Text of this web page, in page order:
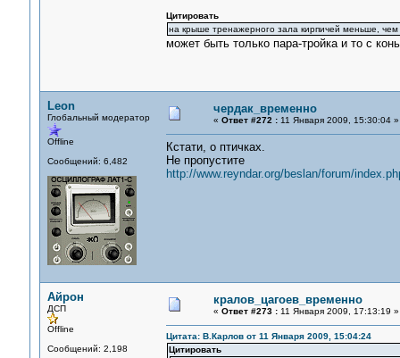
Цитировать
на крыше тренажерного зала кирпичей меньше, чем
может быть только пара-тройка и то с
Leon
Глобальный модератор
Offline
Сообщений: 6,482
чердак_временно
« Ответ #272 :11 Января 2009, 15:30:04 »
Кстати, о птичках.
Не пропустите
http://www.reyndar.org/beslan/forum/
Айрон
ДСП
Offline
Сообщений: 2,198
кралов_цагоев_временно
« Ответ #273 :11 Января 2009, 17:13:19 »
Цитата: В.Карлов от 11 Января 2009, 15:04:24
Цитировать